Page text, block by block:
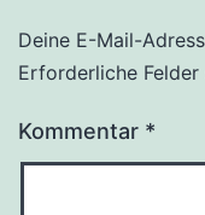
Deine E-Mail-
Erforderliche
Kommentar *